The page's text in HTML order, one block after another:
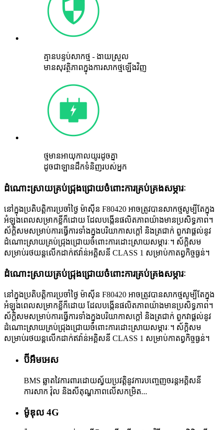
គ្មានបន្ទប់សាកថ្ម - ងាយស្រួល
មានសុវត្ថិភាពក្នុងការសាកថ្មឡើងវិញ
ថ្ម​មាន​អាយុកាល​យូរ​ដូច​គ្នា
ដូចជាឡានដឹកទំនិញរបស់អ្នក
ដំណោះស្រាយគ្រប់ជ្រុងជ្រោយចំពោះការគ្រប់គ្រងសម្ភារៈ
នៅក្នុងប្រតិបត្តិការប្រចាំថ្ងៃ ម៉ាស៊ីន F80420 អាចត្រូវបានសាកថ្មសូម្បីតែក្នុង
អំឡុងពេលសម្រាកខ្លីក៏ដោយ ដែលបង្កើនផលិតភាពយ៉ាងមានប្រសិទ្ធភាព។
ស័ក្តិសមសម្រាប់ការធ្វើការទាំងក្នុងបរិយាកាសក្តៅ និងត្រជាក់ ពួកវាផ្តល់នូវ
ដំណោះស្រាយគ្រប់ជ្រុងជ្រោយចំពោះការដោះស្រាយសម្ភារៈ។ ស័ក្តិសម
សម្រាប់រថយន្តលើកដាក់ឥវ៉ាន់អគ្គិសនី CLASS 1 សម្រាប់កាតព្វកិច្ចធ្ងន់។
ដំណោះស្រាយគ្រប់ជ្រុងជ្រោយចំពោះការគ្រប់គ្រងសម្ភារៈ
នៅក្នុងប្រតិបត្តិការប្រចាំថ្ងៃ ម៉ាស៊ីន F80420 អាចត្រូវបានសាកថ្មសូម្បីតែក្នុង
អំឡុងពេលសម្រាកខ្លីក៏ដោយ ដែលបង្កើនផលិតភាពយ៉ាងមានប្រសិទ្ធភាព។
ស័ក្តិសមសម្រាប់ការធ្វើការទាំងក្នុងបរិយាកាសក្តៅ និងត្រជាក់ ពួកវាផ្តល់នូវ
ដំណោះស្រាយគ្រប់ជ្រុងជ្រោយចំពោះការដោះស្រាយសម្ភារៈ។ ស័ក្តិសម
សម្រាប់រថយន្តលើកដាក់ឥវ៉ាន់អគ្គិសនី CLASS 1 សម្រាប់កាតព្វកិច្ចធ្ងន់។
ប៊ីអឹមអេស
BMS ឆ្លាតវៃការពារដោយស្វ័យប្រវត្តិនូវការបញ្ចេញចរន្តអគ្គិសនី
ការសាក វ៉ុល និងសីតុណ្ហភាពលើសកម្រិត...
ម៉ូឌុល 4G